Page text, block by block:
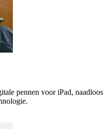
pennen voor iPad, naadloos